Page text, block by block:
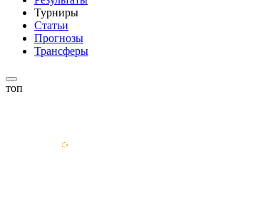
Турниры
Статьи
Прогнозы
Трансферы
топ